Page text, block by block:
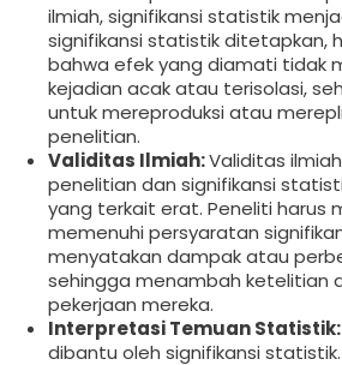
ilmiah, signifikansi statistik
signifikansi statistik ditetapkan,
bahwa efek yang diamati tidak
kejadian acak atau terisolasi,
untuk mereproduksi atau
penelitian.
Validitas Ilmiah:Validitas
penelitian dan signifikansi
yang terkait erat. Peneliti harus
memenuhi persyaratan
menyatakan dampak atau
sehingga menambah ketelitian
pekerjaan mereka.
Interpretasi Temuan Statistik:
dibantu oleh signifikansi